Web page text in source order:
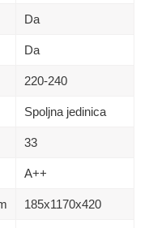
Da
Da
220-240
Spoljna jedinica
33
A++
185х1170х420